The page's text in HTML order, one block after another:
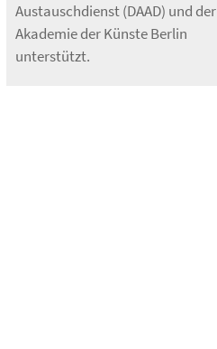
Austauschdienst (DAAD) und der
Akademie der Künste Berlin
unterstützt.